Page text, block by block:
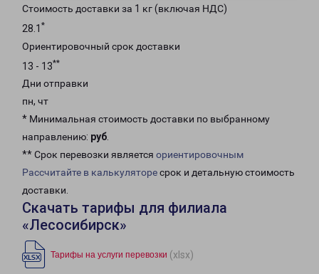
Стоимость доставки за 1 кг (включая НДС)
28.1 *
Ориентировочный срок доставки
13 - 13**
Дни отправки
пн, чт
* Минимальная стоимость доставки по выбранному
направлению: руб.
** Срок перевозки является ориентировочным
Рассчитайте в калькуляторесрок и детальную стоимость
доставки.
Скачать тарифы для филиала
«Лесосибирск»
Тарифы на услуги перевозки (xlsx)